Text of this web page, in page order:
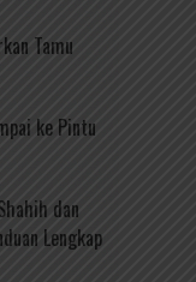
Tamu
ke Pintu
dan
Lengkap